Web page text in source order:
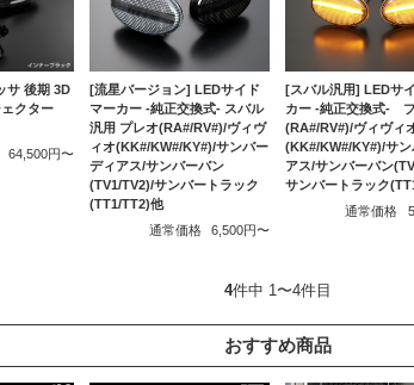
サ 後期 3D
クター
64,500円〜
[流星バージョン] LEDサイド
マーカー -純正交換式- スバル
汎用 プレオ(RA#/RV#)/ヴィヴ
ィオ(KK#/KW#/KY#)/サンバー
ディアス/サンバーバン
(TV1/TV2)/サンバートラック
(TT1/TT2)他
通常価格
6,500円〜
[スバル汎用] LEDサ
カー -純正交換式-
(RA#/RV#)/ヴィヴィ
(KK#/KW#/KY#)/サン
アス/サンバーバン
サンバートラック
通常価格
4件中 1〜4件目
おすすめ商品